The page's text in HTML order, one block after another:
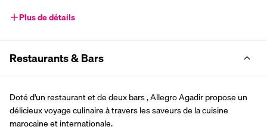
Plus de détails
Restaurants & Bars
Doté d'un restaurant et de deux bars , Allegro Agadir propose un
délicieux voyage culinaire à travers les saveurs de la cuisine
marocaine et internationale.